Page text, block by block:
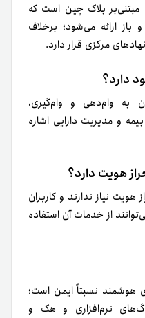
بلاک چین است که
ارائه می‌شود؛ برخلاف
مرکزی قرار دارد.
دارد؟
به وام‌دهی و وام‌گیری،
و مدیریت دارایی اشاره
هویت دارد؟
هویت نیاز ندارند و کاربران
از خدمات آن استفاده
هوشمند نسبتاً ایمن است؛
نرم‌افزاری و هک و